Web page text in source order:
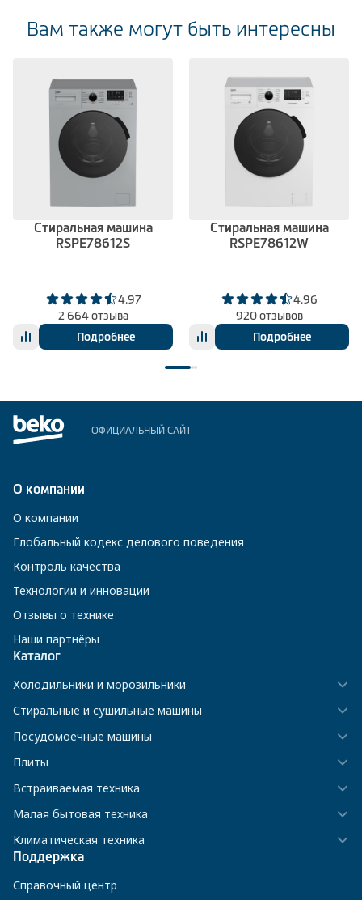
Вам также могут быть интересны
Стиральная машина
RSPE78612S
4.97
2 664 отзыва
Подробнее
Стиральная машина
RSPE78612W
4.96
920 отзывов
Подробнее
ОФИЦИАЛЬНЫЙ САЙТ
О компании
О компании
Глобальный кодекс делового поведения
Контроль качества
Технологии и инновации
Отзывы о технике
Наши партнёры
Каталог
Холодильники и морозильники
Стиральные и сушильные машины
Посудомоечные машины
Плиты
Встраиваемая техника
Малая бытовая техника
Климатическая техника
Поддержка
Справочный центр